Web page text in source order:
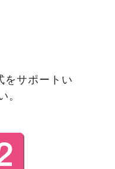
をサポートい
。